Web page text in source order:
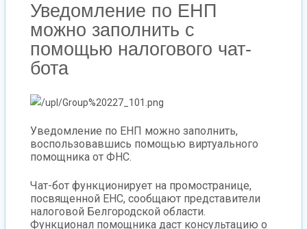
Уведомление по ЕНП
можно заполнить с
помощью налогового чат-
бота
Уведомление по ЕНП можно заполнить,
воспользовавшись помощью виртуального
помощника от ФНС.
Чат-бот функционирует на промостранице,
посвященной ЕНС, сообщают представители
налоговой Белгородской области.
Функционал помощника даст консультацию о